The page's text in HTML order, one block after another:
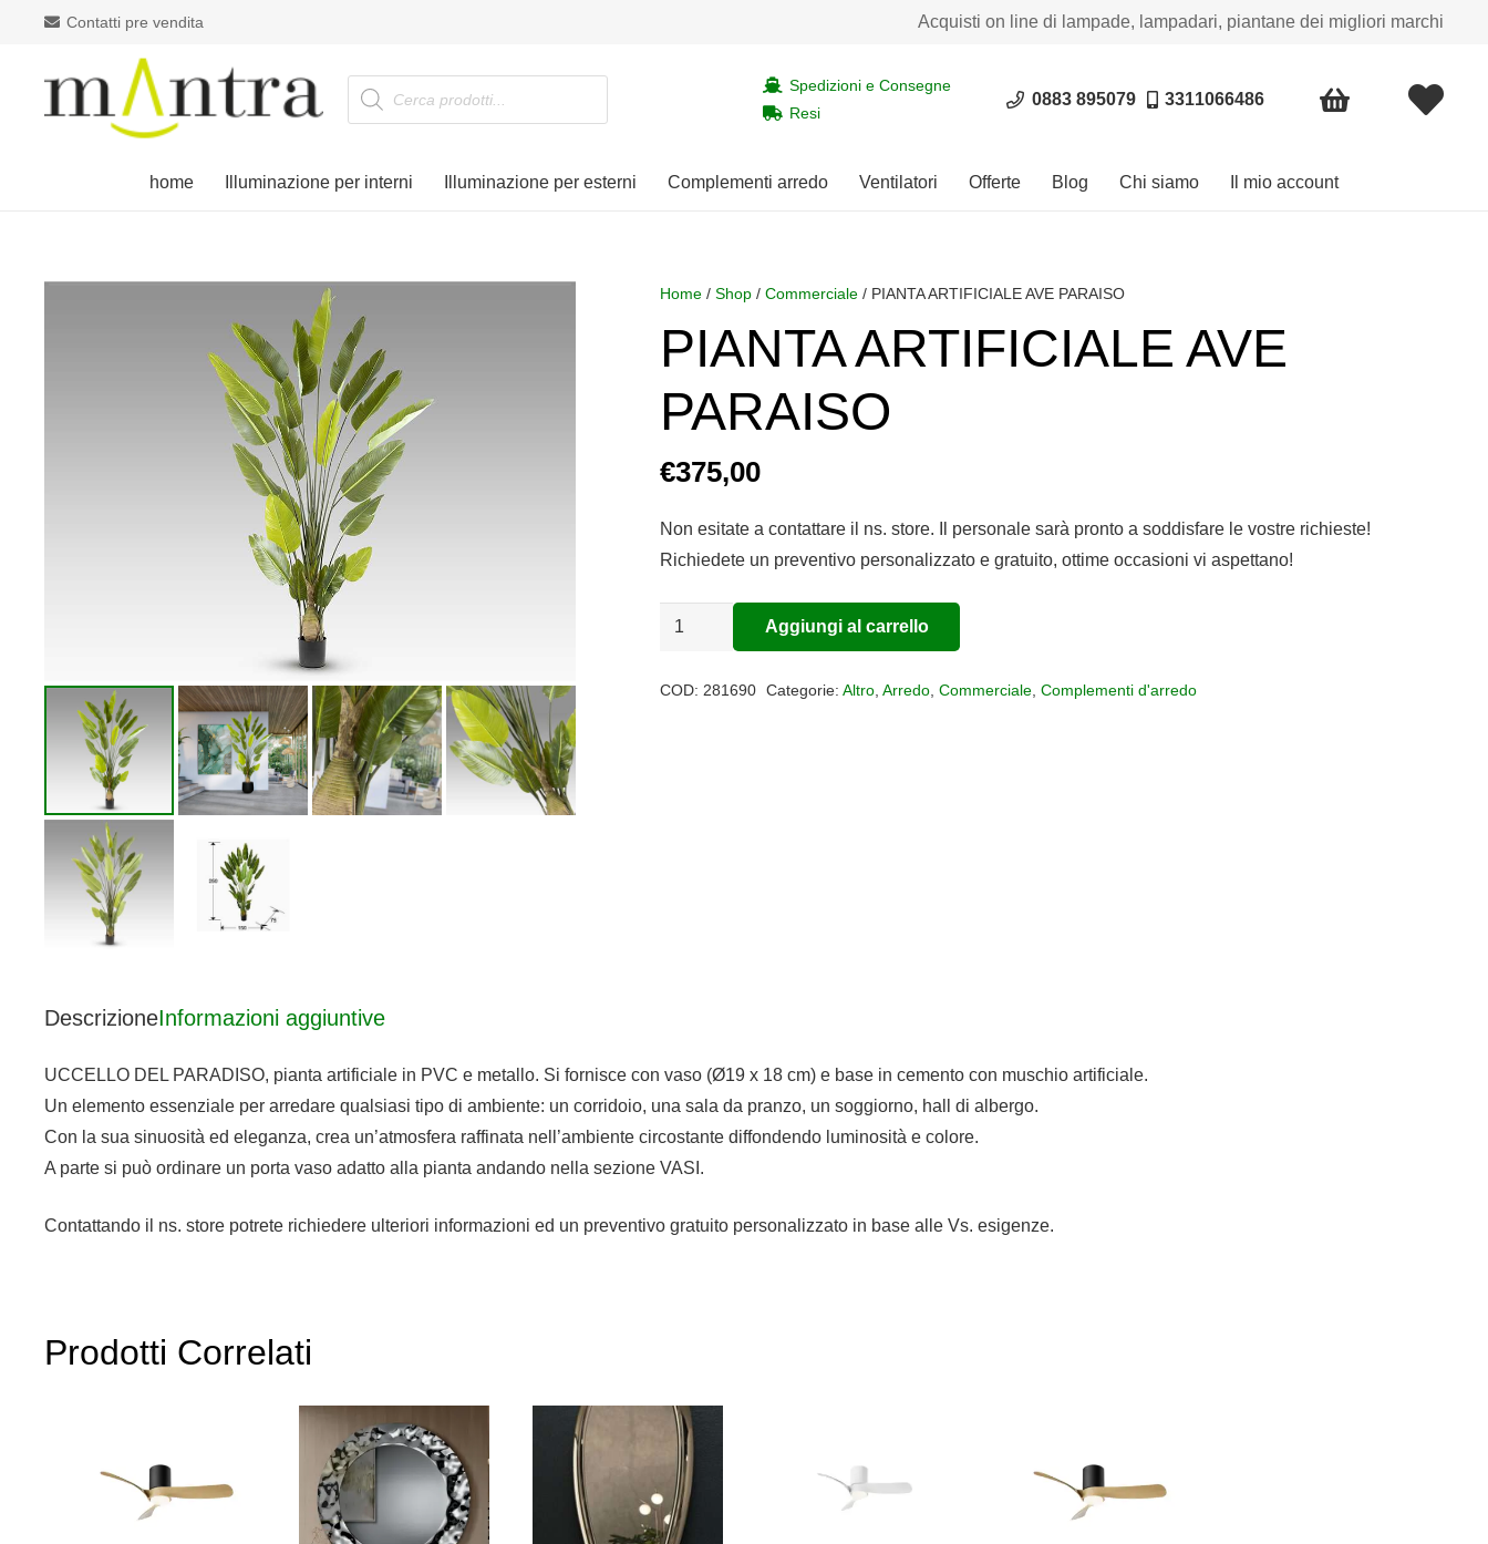
Contatti pre vendita Acquisti on line di lampade, lampadari, piantane dei migliori marchi
Products
search
Spedizioni e Consegne
Resi
0883 895079 3311066486
home Illuminazione per interni Illuminazione per esterni Complementi arredo Ventilatori Offerte Blog Chi siamo Il mio account
Home /Shop /Commerciale / PIANTA ARTIFICIALE AVE PARAISO
PIANTA ARTIFICIALE AVE
PARAISO
€375,00
Non esitate a contattare il ns. store. Il personale sarà pronto a soddisfare le vostre richieste!
Richiedete un preventivo personalizzato e gratuito, ottime occasioni vi aspettano!
PIANTA
ARTIFICIALE
Aggiungi al carrello
COD:281690 Categorie: Altro, Arredo, Commerciale, Complementi d'arredo
DescrizioneInformazioni aggiuntive
UCCELLO DEL PARADISO, pianta artificiale in PVC e metallo. Si fornisce con vaso (Ø19 x 18 cm) e base in cemento con muschio artificiale.
Un elemento essenziale per arredare qualsiasi tipo di ambiente: un corridoio, una sala da pranzo, un soggiorno, hall di albergo.
Con la sua sinuosità ed eleganza, crea un’atmosfera raffinata nell’ambiente circostante diffondendo luminosità e colore.
A parte si può ordinare un porta vaso adatto alla pianta andando nella sezione VASI.
Contattando il ns. store potrete richiedere ulteriori informazioni ed un preventivo gratuito personalizzato in base alle Vs. esigenze.
Prodotti Correlati